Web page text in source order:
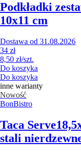
Podkładki
10x11 cm
Dostawa od 31.08.2026
34 zł
8,50 zł/szt.
Do koszyka
Do koszyka
inne warianty
Nowość
BonBistro
Taca Serve
stali